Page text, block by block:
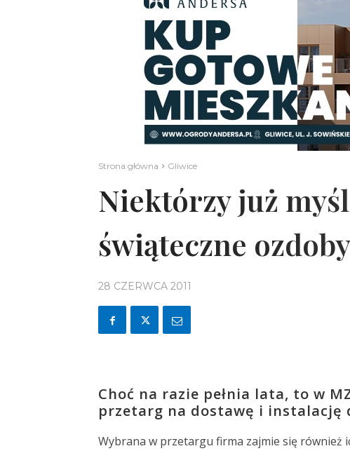
Strona główna Gliwice
Niektórzy już
świąteczne ozdoby
28 CZERWCA 2011
Choć na razie pełnia lata, to w
przetarg na dostawę i instalację
Wybrana w przetargu firma zajmie się również